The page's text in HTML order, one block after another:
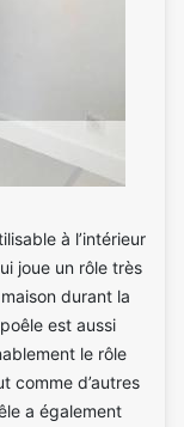
à l’intérieur
joue un rôle très
durant la
est aussi
le rôle
comme d’autres
a également